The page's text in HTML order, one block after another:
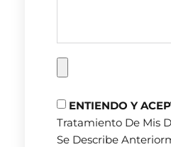
ENTIENDO Y
Tratamiento De Mis
Se Describe